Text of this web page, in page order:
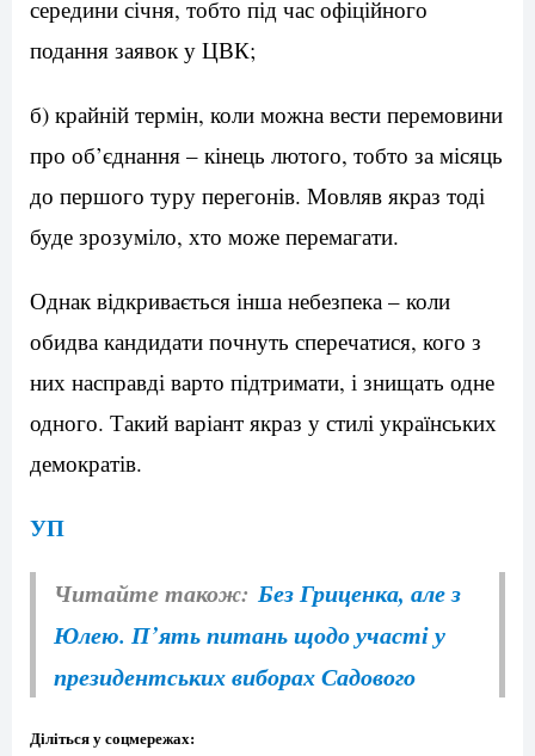
середини січня, тобто під час офіційного
подання заявок у ЦВК;
б) крайній термін, коли можна вести перемовини
про об’єднання – кінець лютого, тобто за місяць
до першого туру перегонів. Мовляв якраз тоді
буде зрозуміло, хто може перемагати.
Однак відкривається інша небезпека – коли
обидва кандидати почнуть сперечатися, кого з
них насправді варто підтримати, і знищать одне
одного. Такий варіант якраз у стилі українських
демократів.
УП
Читайте також: Без Гриценка, але з
Юлею. П’ять питань щодо участі у
президентських виборах Садового
Діліться у соцмережах: